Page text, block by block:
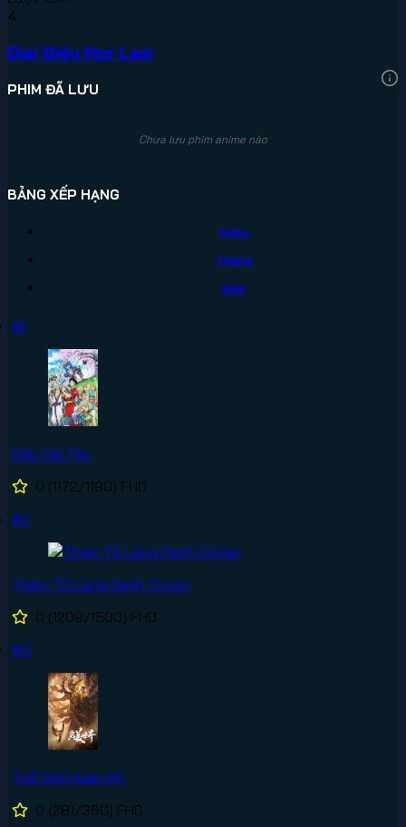
4
Giai Điệu Mor Lam
PHIM ĐÃ LƯU
Chưa lưu phim anime nào
BẢNG XẾP HẠNG
Ngày
Tháng
Năm
#1
Đảo Hải Tặc
0 (1172/1190) FHD
#2
Thám Tử Lừng Danh Conan
0 (1209/1500) FHD
#3
Thế Giới Hoàn Mỹ
0 (281/360) FHD